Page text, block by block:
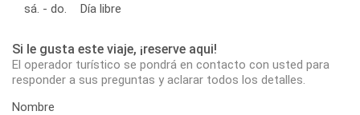
sá. - do.
Día libre
Si le gusta este viaje, ¡reserve aqui!
El operador turístico se pondrá en contacto con usted para
responder a sus preguntas y aclarar todos los detalles.
Nombre